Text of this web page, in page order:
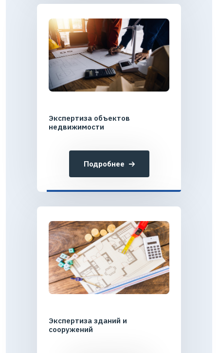
Экспертиза объектов
недвижимости
Подробнее
Экспертиза зданий и
сооружений